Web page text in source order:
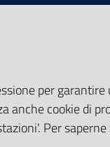
per
anche cookie di
Per